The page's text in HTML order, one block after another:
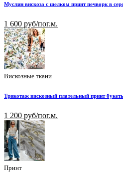
Муслин вискоза с шелком принт печворк в
1 600 руб/пог.м.
Вискозные ткани
Трикотаж вискозный плательный принт
1 200 руб/пог.м.
Принт